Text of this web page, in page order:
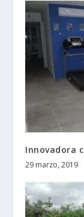
Innovadora
29 marzo, 2019